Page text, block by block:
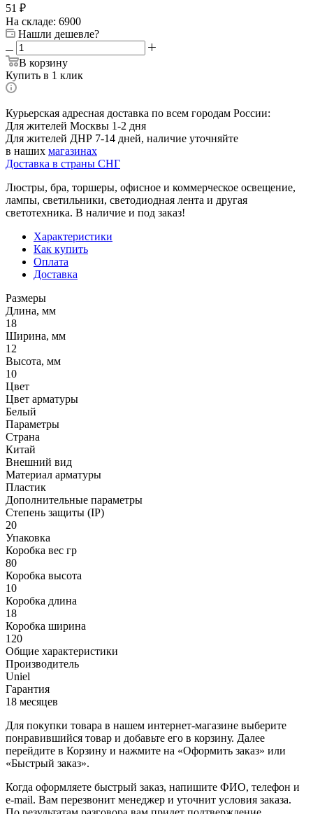
51 ₽
На складе: 6900
Нашли дешевле?
В корзину
Купить в 1 клик
Курьерская адресная доставка по всем городам России:
Для жителей Москвы 1-2 дня
Для жителей ДНР 7-14 дней, наличие уточняйте
в наших магазинах
Доставка в страны СНГ
Люстры, бра, торшеры, офисное и коммерческое освещение,
лампы, светильники, светодиодная лента и другая
светотехника. В наличие и под заказ!
Характеристики
Как купить
Оплата
Доставка
Размеры
Длина, мм
18
Ширина, мм
12
Высота, мм
10
Цвет
Цвет арматуры
Белый
Параметры
Страна
Китай
Внешний вид
Материал арматуры
Пластик
Дополнительные параметры
Степень защиты (IP)
20
Упаковка
Коробка вес гр
80
Коробка высота
10
Коробка длина
18
Коробка ширина
120
Общие характеристики
Производитель
Uniel
Гарантия
18 месяцев
Для покупки товара в нашем интернет-магазине выберите
понравившийся товар и добавьте его в корзину. Далее
перейдите в Корзину и нажмите на «Оформить заказ» или
«Быстрый заказ».
Когда оформляете быстрый заказ, напишите ФИО, телефон и
e-mail. Вам перезвонит менеджер и уточнит условия заказа.